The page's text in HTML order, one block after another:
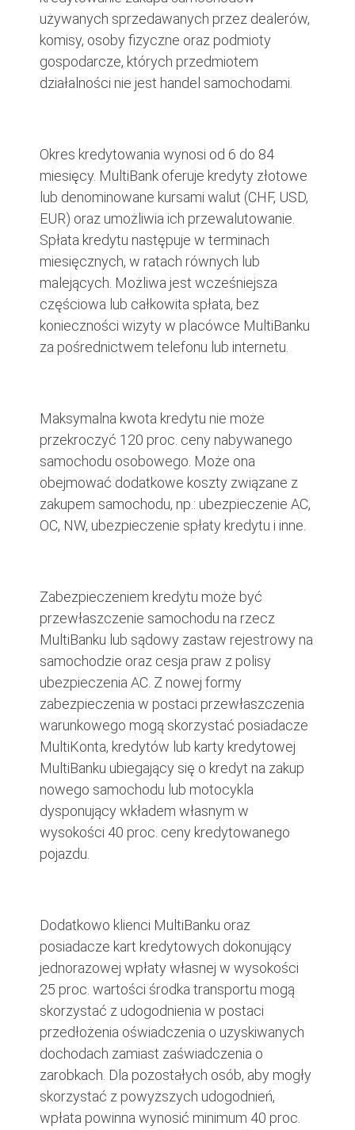
używanych sprzedawanych przez dealerów,
komisy, osoby fizyczne oraz podmioty
gospodarcze, których przedmiotem
działalności nie jest handel samochodami.
Okres kredytowania wynosi od 6 do 84
miesięcy. MultiBank oferuje kredyty złotowe
lub denominowane kursami walut (CHF, USD,
EUR) oraz umożliwia ich przewalutowanie.
Spłata kredytu następuje w terminach
miesięcznych, w ratach równych lub
malejących. Możliwa jest wcześniejsza
częściowa lub całkowita spłata, bez
konieczności wizyty w placówce MultiBanku
za pośrednictwem telefonu lub internetu.
Maksymalna kwota kredytu nie może
przekroczyć 120 proc. ceny nabywanego
samochodu osobowego. Może ona
obejmować dodatkowe koszty związane z
zakupem samochodu, np.: ubezpieczenie AC,
OC, NW, ubezpieczenie spłaty kredytu i inne.
Zabezpieczeniem kredytu może być
przewłaszczenie samochodu na rzecz
MultiBanku lub sądowy zastaw rejestrowy na
samochodzie oraz cesja praw z polisy
ubezpieczenia AC. Z nowej formy
zabezpieczenia w postaci przewłaszczenia
warunkowego mogą skorzystać posiadacze
MultiKonta, kredytów lub karty kredytowej
MultiBanku ubiegający się o kredyt na zakup
nowego samochodu lub motocykla
dysponujący wkładem własnym w
wysokości 40 proc. ceny kredytowanego
pojazdu.
Dodatkowo klienci MultiBanku oraz
posiadacze kart kredytowych dokonujący
jednorazowej wpłaty własnej w wysokości
25 proc. wartości środka transportu mogą
skorzystać z udogodnienia w postaci
przedłożenia oświadczenia o uzyskiwanych
dochodach zamiast zaświadczenia o
zarobkach. Dla pozostałych osób, aby mogły
skorzystać z powyższych udogodnień,
wpłata powinna wynosić minimum 40 proc.